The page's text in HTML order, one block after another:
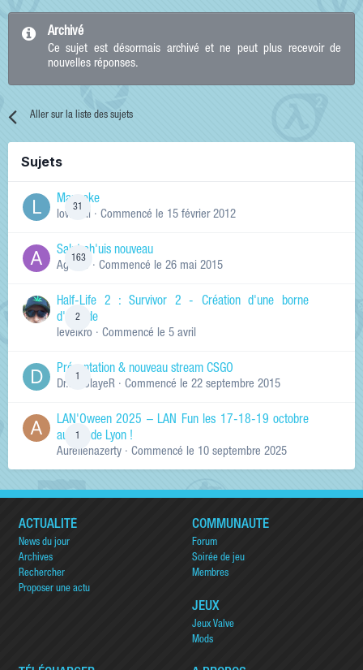
Archivé
Ce sujet est désormais archivé et ne peut plus recevoir de
nouvelles réponses.
Aller sur la liste des sujets
Sujets
31
Manneke
lowskill · Commencé le 15 février 2012
163
Salut ch'uis nouveau
Ag0Nie · Commencé le 26 mai 2015
2
Half-Life 2 : Survivor 2 - Création d'une borne
d'arcade
levelkro · Commencé le 5 avril
Présentation & nouveau stream CSGO
Dr.KinSlayeR · Commencé le 22 septembre 2015
LAN'Oween 2025 – LAN Fun les 17-18-19 octobre
au sud de Lyon !
Aurelienazerty · Commencé le 10 septembre 2025
ACTUALITÉ
News du jour
Archives
Rechercher
Proposer une actu
COMMUNAUTÉ
Forum
Soirée de jeu
Membres
JEUX
Jeux Valve
Mods